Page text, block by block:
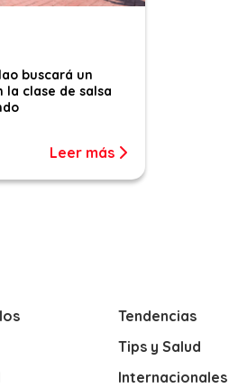
buscará un
la clase de salsa
Leer más
Tendencias
Tips y Salud
Internacionales